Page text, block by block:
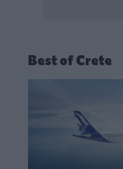
Best of Crete